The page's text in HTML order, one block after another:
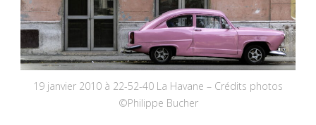
19 janvier 2010 à 22-52-40 La Havane – Crédits photos
©Philippe Bucher